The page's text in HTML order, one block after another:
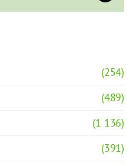
(254)
(489)
(1 136)
(391)